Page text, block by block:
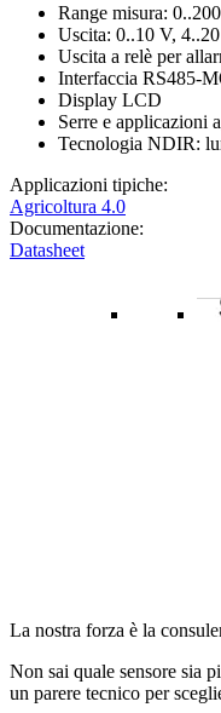
Range misura:
Uscita: 0..10 V,
Uscita a relè per
Interfaccia RS485-
Display LCD
Serre e applicazioni
Tecnologia NDIR:
Applicazioni tipiche:
Agricoltura 4.0
Documentazione:
Datasheet
La nostra forza è la
Non sai quale sensore sia
un parere tecnico per